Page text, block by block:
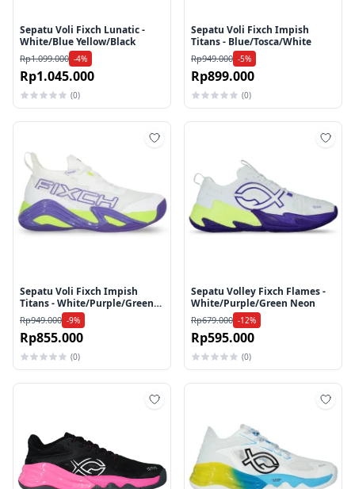
Sepatu Voli Fixch Lunatic -
White/Blue Yellow/Black
Rp1.099.000 -4%
Rp1.045.000
(0)
Sepatu Voli Fixch Impish
Titans - Blue/Tosca/White
Rp949.000 -5%
Rp899.000
(0)
Sepatu Voli Fixch Impish
Titans - White/Purple/Green
Neon
Rp949.000 -9%
Rp855.000
(0)
Sepatu Volley Fixch Flames -
White/Purple/Green Neon
Rp679.000 -12%
Rp595.000
(0)